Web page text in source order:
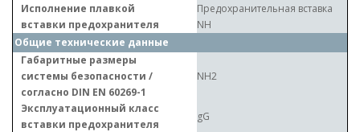
Исполнение плавкой
вставки предохранителя
Предохранительная вставка
NH
Общие технические данные
Габаритные размеры
системы безопасности /
согласно DIN EN 60269-1
NH2
Эксплуатационный класс
вставки предохранителя
gG